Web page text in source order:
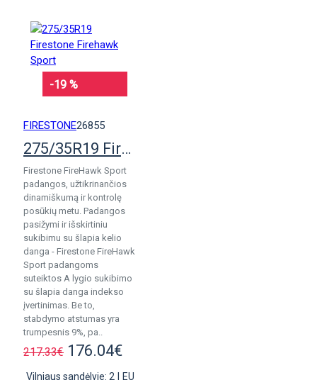
-19 %
FIRESTONE26855
275/35R19 Firestone Firehawk Sport
Firestone FireHawk Sport
padangos, užtikrinančios
dinamiškumą ir kontrolę
posūkių metu. Padangos
pasižymi ir išskirtiniu
sukibimu su šlapia kelio
danga - Firestone FireHawk
Sport padangoms
suteiktos A lygio sukibimo
su šlapia danga indekso
įvertinimas. Be to,
stabdymo atstumas yra
trumpesnis 9%, pa..
217.33€ 176.04€
Vilniaus sandėlyje: 2
EU